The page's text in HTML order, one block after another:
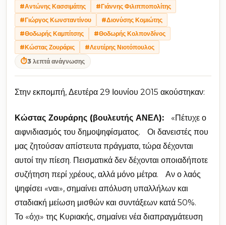
#Αντώνης Κασσιμάτης
#Γιάννης Φιλιπποπολίτης
#Γιώργος Κωνσταντίνου
#Διονύσης Κομιώτης
#Θοδωρής Καμπίτσης
#Θοδωρής Κολπονδίνος
#Κώστας Ζουράρις
#Λευτέρης Νιοτόπουλος
⏱3 λεπτά ανάγνωσης
Στην εκπομπή, Δευτέρα 29 Ιουνίου 2015 ακούστηκαν:
Κώστας Ζουράρης (βουλευτής ΑΝΕΛ): «Πέτυχε ο
αιφνιδιασμός του δημοψηφίσματος. Οι δανειστές που
μας ζητούσαν απίστευτα πράγματα, τώρα δέχονται
αυτοί την πίεση. Πεισματικά δεν δέχονται οποιαδήποτε
συζήτηση περί χρέους, αλλά μόνο μέτρα. Αν ο λαός
ψηφίσει «ναι», σημαίνει απόλυση υπαλλήλων και
σταδιακή μείωση μισθών και συντάξεων κατά 50%.
Το «όχι» της Κυριακής, σημαίνει νέα διαπραγμάτευση